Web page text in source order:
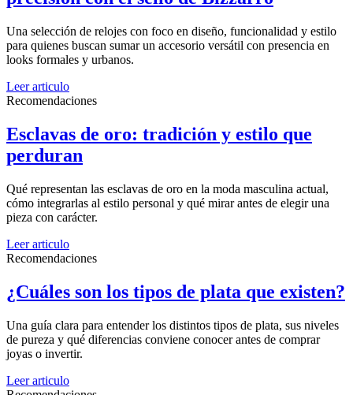
Una selección de relojes con foco en diseño, funcionalidad y estilo
para quienes buscan sumar un accesorio versátil con presencia en
looks formales y urbanos.
Leer articulo
Recomendaciones
Esclavas de oro: tradición y estilo que
perduran
Qué representan las esclavas de oro en la moda masculina actual,
cómo integrarlas al estilo personal y qué mirar antes de elegir una
pieza con carácter.
Leer articulo
Recomendaciones
¿Cuáles son los tipos de plata que existen?
Una guía clara para entender los distintos tipos de plata, sus niveles
de pureza y qué diferencias conviene conocer antes de comprar
joyas o invertir.
Leer articulo